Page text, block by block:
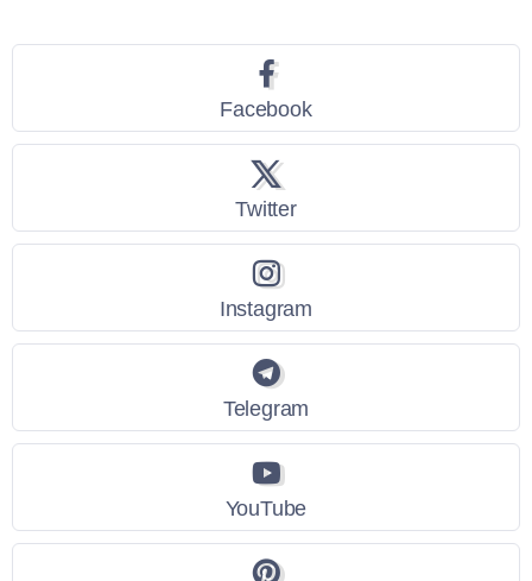
Facebook
Twitter
Instagram
Telegram
YouTube